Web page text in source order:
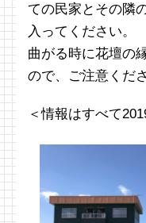
ての民家とその隣
入ってください。
曲がる時に花壇の
ので、ご注意くださ
＜情報はすべて